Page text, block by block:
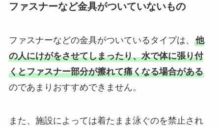
ファスナーなど金具がついていないもの
ファスナーなどの金具がついているタイプは、 他
の人にけがをさせてしまったり、水で体に張り付
くとファスナー部分が擦れて痛くなる場合がある
のであまりおすすめできません。
また、施設によっては着たまま泳ぐのを禁止され